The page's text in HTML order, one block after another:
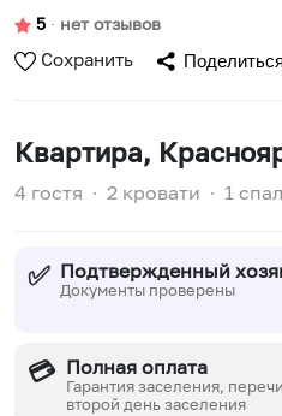
5 ∙ нет отзывов
Сохранить Поделиться
Квартира,
4 гостя ∙ 2 кровати ∙ 1
✅ Подтвержденный
Документы проверены
💳 Полная оплата
Гарантия заселения,
второй день заселения